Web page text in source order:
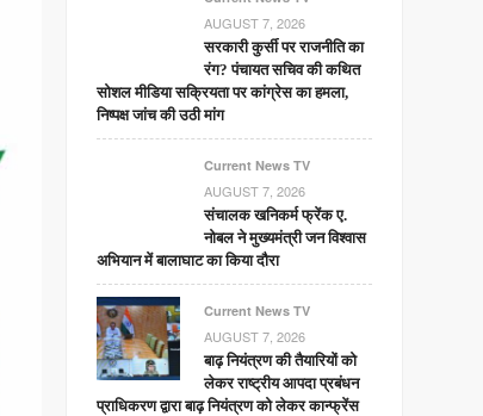
AUGUST 7, 2026
सरकारी कुर्सी पर राजनीति का
रंग? पंचायत सचिव की कथित
सोशल मीडिया सक्रियता पर कांग्रेस का हमला,
निष्पक्ष जांच की उठी मांग
Current News TV
AUGUST 7, 2026
संचालक खनिकर्म फ्रेंक ए.
नोबल ने मुख्यमंत्री जन विश्वास
अभियान में बालाघाट का किया दौरा
Current News TV
AUGUST 7, 2026
बाढ़ नियंत्रण की तैयारियों को
लेकर राष्ट्रीय आपदा प्रबंधन
प्राधिकरण द्वारा बाढ़ नियंत्रण को लेकर कान्फ्रेंस